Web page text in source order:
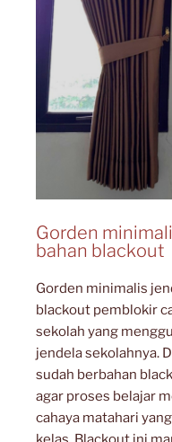
Gorden
bahan blackout
Gorden minimalis
blackout pemblokir
sekolah yang
jendela sekolahnya.
sudah berbahan
agar proses belajar
cahaya matahari